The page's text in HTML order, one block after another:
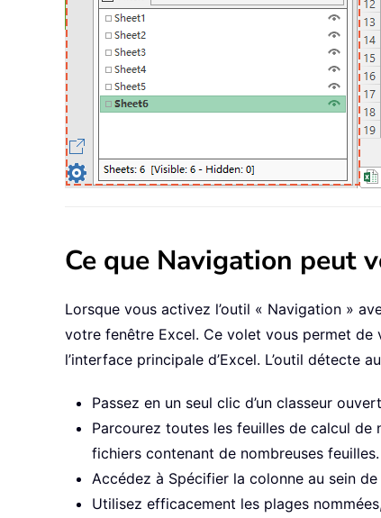
Ce que Navigation peut
Lorsque vous activez l’outil « Navigation »
votre fenêtre Excel. Ce volet vous permet de
l’interface principale d’Excel. L’outil
Passez en un seul clic d’un classeur
Parcourez toutes les feuilles de calcul
fichiers contenant de nombreuses feuilles.
Accédez à Spécifier la colonne au sein
Utilisez efficacement les plages